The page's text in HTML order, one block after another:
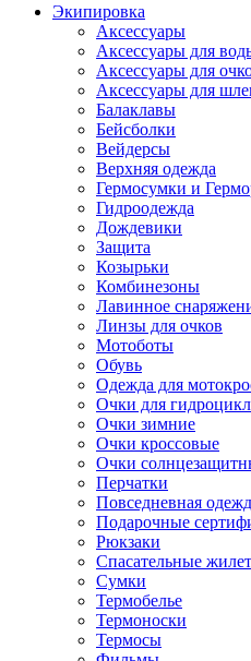
Экипировка
Аксессуары
Аксессуары для
Аксессуары для
Аксессуары для
Балаклавы
Бейсболки
Вейдерсы
Верхняя одежда
Гермосумки и
Гидроодежда
Дождевики
Защита
Козырьки
Комбинезоны
Лавинное
Линзы для очков
Мотоботы
Обувь
Одежда для
Очки для
Очки зимние
Очки кроссовые
Очки
Перчатки
Повседневная
Подарочные
Рюкзаки
Спасательные
Сумки
Термобелье
Термоноски
Термосы